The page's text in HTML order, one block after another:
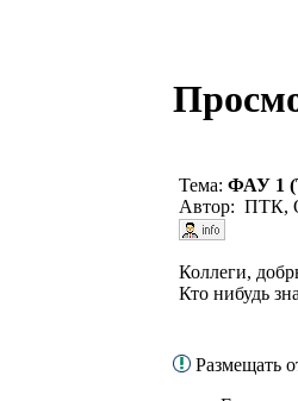
Тема: ФАУ 1
Автор: ПТК,
Коллеги,
Кто нибудь
Размещать